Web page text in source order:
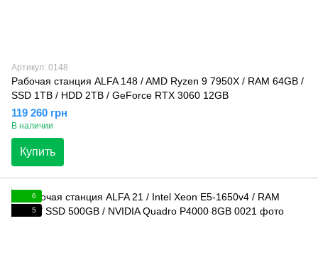
Артикул: 0148
Рабочая станция ALFA 148 / AMD Ryzen 9 7950X / RAM 64GB /
SSD 1TB / HDD 2TB / GeForce RTX 3060 12GB
119 260 грн
В наличии
Купить
6
5